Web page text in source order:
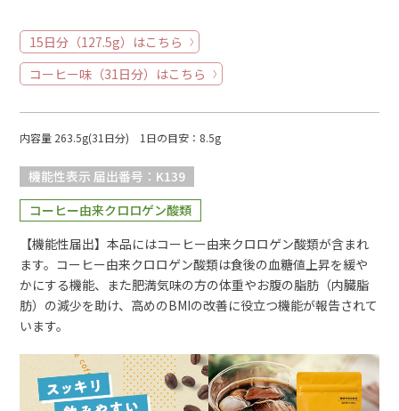
15日分（127.5g）はこちら
コーヒー味（31日分）はこちら
内容量 263.5g(31日分) 1日の目安：8.5g
機能性表示 届出番号：K139
コーヒー由来クロロゲン酸類
【機能性届出】本品にはコーヒー由来クロロゲン酸類が含まれ
ます。コーヒー由来クロロゲン酸類は食後の血糖値上昇を緩や
かにする機能、また肥満気味の方の体重やお腹の脂肪（内臓脂
肪）の減少を助け、高めのBMIの改善に役立つ機能が報告されて
います。